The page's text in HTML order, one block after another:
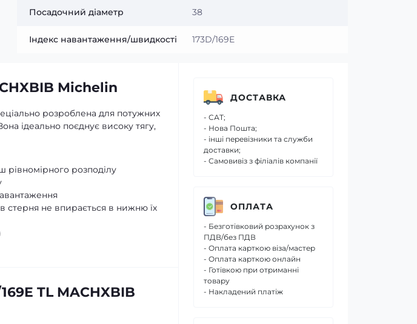
Посадочний діаметр 38
Індекс навантаження/швидкості 173D/169E
Michelin
розроблена для потужних
ідеально поєднує високу тягу,
розподілу
стерня не впирається в нижню їх
TL MACHXBIB
ДОСТАВКА
- САТ;
- Нова Пошта;
- інші перевізники та служби
доставки;
- Самовивіз з філіалів компанії
ОПЛАТА
- Безготівковий розрахунок з
ПДВ/без ПДВ
- Оплата карткою віза/мастер
- Оплата карткою онлайн
- Готівкою при отриманні
товару
- Накладений платіж